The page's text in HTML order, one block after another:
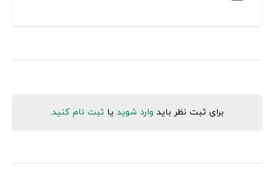
برای ثبت نظر باید وارد شوید یا ثبت نام کنید.